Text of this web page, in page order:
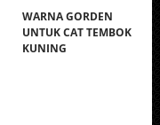
WARNA GORDEN
UNTUK CAT TEMBOK
KUNING